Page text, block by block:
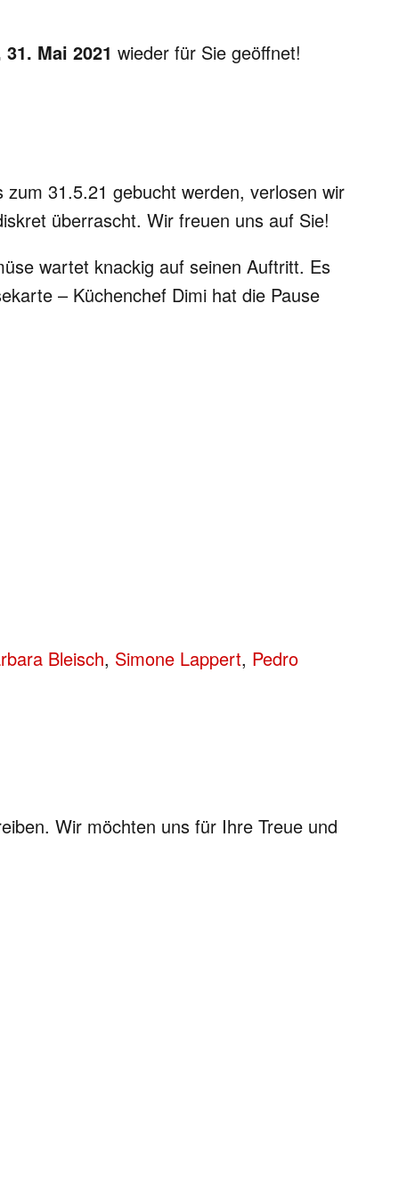
Mai 2021 wieder für Sie geöffnet!
31.5.21 gebucht werden, verlosen wir
überrascht. Wir freuen uns auf Sie!
wartet knackig auf seinen Auftritt. Es
– Küchenchef Dimi hat die Pause
Bleisch, Simone Lappert, Pedro
Wir möchten uns für Ihre Treue und